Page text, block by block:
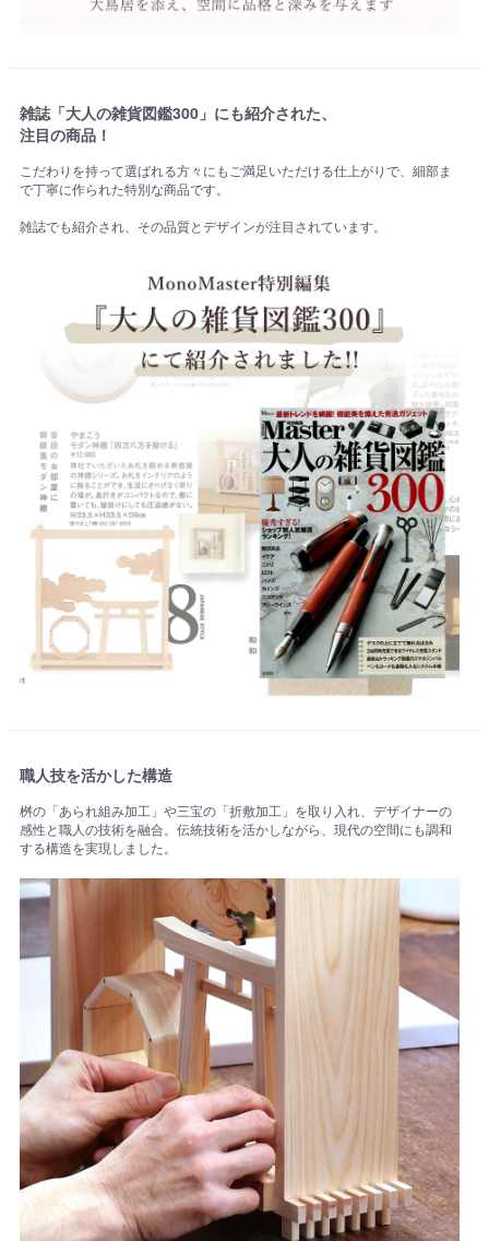
雑誌「大人の雑貨図鑑300」にも紹介された、
注目の商品！
こだわりを持って選ばれる方々にもご満足いただける仕上がりで、細部ま
で丁寧に作られた特別な商品です。
雑誌でも紹介され、その品質とデザインが注目されています。
職人技を活かした構造
桝の「あられ組み加工」や三宝の「折敷加工」を取り入れ、デザイナーの
感性と職人の技術を融合。伝統技術を活かしながら、現代の空間にも調和
する構造を実現しました。